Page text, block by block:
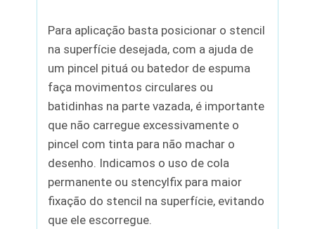
Para aplicação basta posicionar o stencil
na superfície desejada, com a ajuda de
um pincel pituá ou batedor de espuma
faça movimentos circulares ou
batidinhas na parte vazada, é importante
que não carregue excessivamente o
pincel com tinta para não machar o
desenho. Indicamos o uso de cola
permanente ou stencylfix para maior
fixação do stencil na superfície, evitando
que ele escorregue.